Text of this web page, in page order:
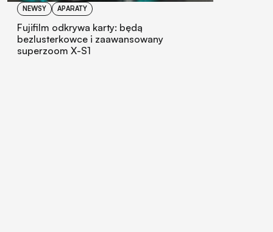
NEWSY APARATY
Fujifilm odkrywa karty: będą
bezlusterkowce i zaawansowany
superzoom X-S1